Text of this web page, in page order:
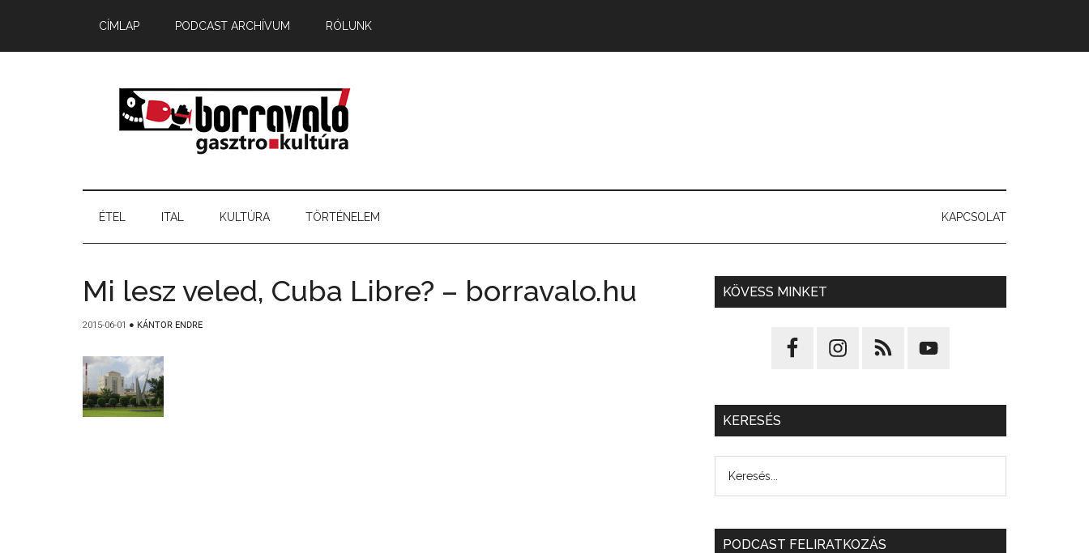
CÍMLAP PODCAST ARCHÍVUM RÓLUNK
ÉTEL ITAL KULTÚRA TÖRTÉNELEM KAPCSOLAT
Mi lesz veled, Cuba Libre? – borravalo.hu
2015-06-01 ● KÁNTOR ENDRE
KÖVESS MINKET
KERESÉS
PODCAST FELIRATKOZÁS